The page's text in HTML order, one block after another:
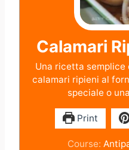
Calamari
Una ricetta semplice
calamari ripieni al
speciale o
Print
Course: